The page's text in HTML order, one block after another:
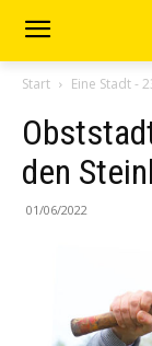
Start Eine Stadt -
den
01/06/2022